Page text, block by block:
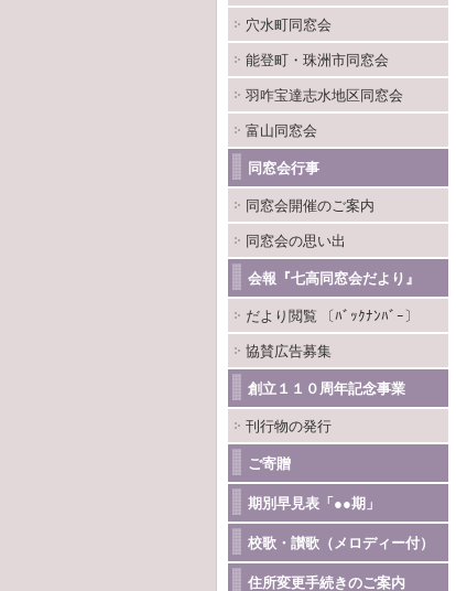
穴水町同窓会
能登町・珠洲市同窓会
羽咋宝達志水地区同窓会
富山同窓会
同窓会行事
同窓会開催のご案内
同窓会の思い出
会報『七高同窓会だより』
だより閲覧 〔ﾊﾞｯｸﾅﾝﾊﾞｰ〕
協賛広告募集
創立１１０周年記念事業
刊行物の発行
ご寄贈
期別早見表「●●期」
校歌・讃歌（メロディー付）
住所変更手続きのご案内